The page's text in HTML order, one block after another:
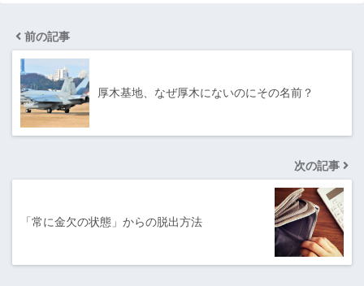
前の記事
厚木基地、なぜ厚木にないのにその名前？
次の記事
「常に金欠の状態」からの脱出方法